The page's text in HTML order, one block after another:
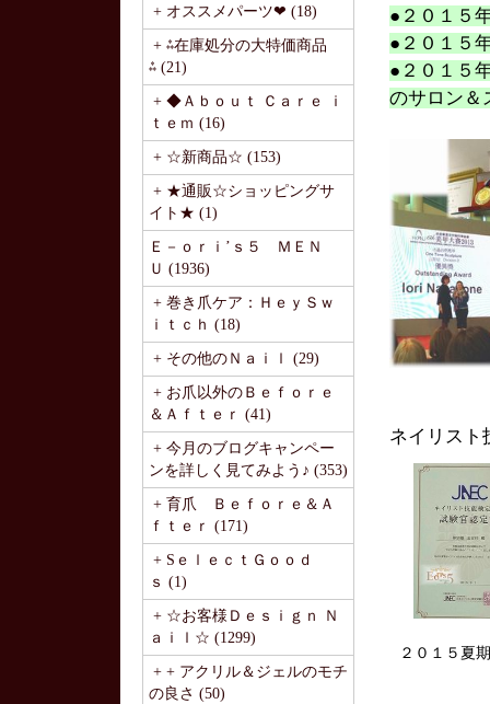
+ オススメパーツ❤ (18)
+ ⁂在庫処分の大特価商品
⁂ (21)
+ ◆Ａｂｏｕｔ Ｃａｒｅ ｉ
ｔｅｍ (16)
+ ☆新商品☆ (153)
+ ★通販☆ショッピングサ
イト★ (1)
Ｅ－ｏｒｉ’ｓ５ ＭＥＮ
Ｕ (1936)
+ 巻き爪ケア：ＨｅｙＳｗ
ｉｔｃｈ (18)
+ その他のＮａｉｌ (29)
+ お爪以外のＢｅｆｏｒｅ
＆Ａｆｔｅｒ (41)
+ 今月のブログキャンペー
ンを詳しく見てみよう♪ (353)
+ 育爪 Ｂｅｆｏｒｅ＆Ａ
ｆｔｅｒ (171)
+ SｅｌｅｃｔＧｏｏｄ
ｓ (1)
+ ☆お客様Ｄｅｓｉｇｎ Ｎ
ａｉｌ☆ (1299)
+ + アクリル＆ジェルのモチ
の良さ (50)
●２０１５
●２０１５
●２０１５
のサロン＆
ネイリスト
２０１５夏